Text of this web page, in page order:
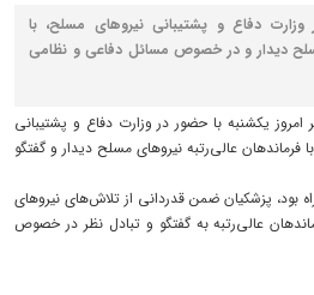
دفاع و پشتیبانی نیروهای مسلح، با
دیدار و در خصوص مسائل دفاعی و نظامی
یکشنبه با حضور در وزارت دفاع و پشتیبانی
عالی‌رتبه نیروهای مسلح دیدار و گفتگو
بود، پزشکیان ضمن قدردانی از تلاش‌های نیروهای
عالی‌رتبه به گفتگو و تبادل نظر در خصوص